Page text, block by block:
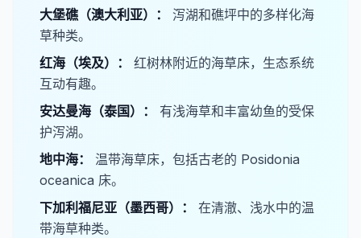
​大堡礁（澳大利亚）：
泻湖和礁坪中的多样化海
草种类。
​红海（埃及）：
红树林附近的海草床，生态系统
互动有趣。
​安达曼海（泰国）：
有浅海草和丰富幼鱼的受保
护泻湖。
​地中海：
温带海草床，包括古老的 Posidonia
oceanica 床。
​下加利福尼亚（墨西哥）：
在清澈、浅水中的温
带海草种类。